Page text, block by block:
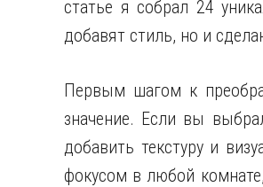
статье я собрал 24
добавят стиль, но и
Первым шагом к
значение. Если вы
добавить текстуру и
фокусом в любой